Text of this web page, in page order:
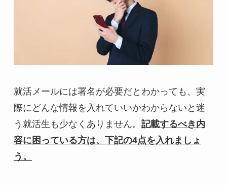
就活メールには署名が必要だとわかっても、実
際にどんな情報を入れていいかわからないと迷
う就活生も少なくありません。 記載するべき内
容に困っている方は、下記の4点を入れましょ
う。